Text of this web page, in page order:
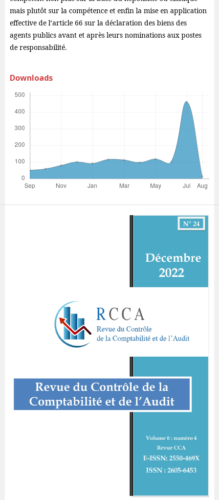
mais plutôt sur la compétence et enfin la mise en application
effective de l’article 66 sur la déclaration des biens des
agents publics avant et après leurs nominations aux postes
de responsabilité.
Downloads